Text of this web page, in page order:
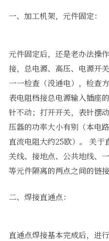
一、加工机架，元件固定：
元件固定后，还是老办法操作
接，总电源、高压、电源开
一一检查（没通电），检查
表电阻档接总电源输入插座
针不动；打开开关，表针摆
压器的功率大小有别（本电
直流电阻大约25欧）。 关
关线、接地点、公共地线、
等元件隔离的两点之间的链接
二、焊接直通点：
直通点焊接基本完成后，进行